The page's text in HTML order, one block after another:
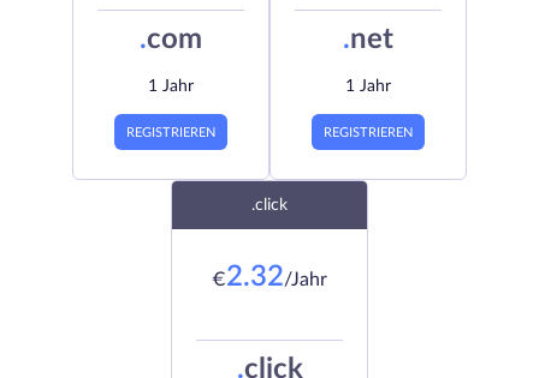
.com
1 Jahr
REGISTRIEREN
.net
1 Jahr
REGISTRIEREN
.click
€2.32/Jahr
.click